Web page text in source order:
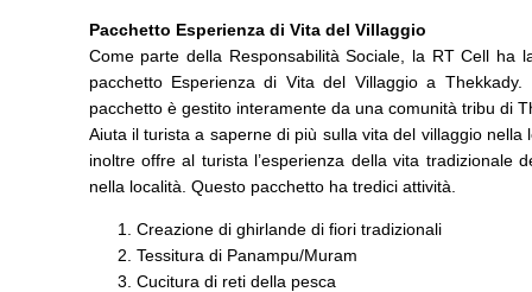
Pacchetto Esperienza di Vita del Villaggio
Come parte della Responsabilità Sociale, la RT Cell ha
pacchetto Esperienza di Vita del Villaggio a
pacchetto è gestito interamente da una comunità tribu di
Aiuta il turista a saperne di più sulla vita del villaggio nella
inoltre offre al turista l’esperienza della vita tradizionale
nella località. Questo pacchetto ha tredici attività.
Creazione di ghirlande di fiori tradizionali
Tessitura di Panampu/Muram
Cucitura di reti della pesca